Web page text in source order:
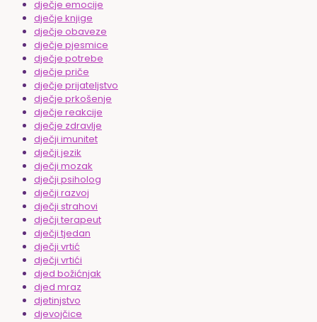
dječje emocije
dječje knjige
dječje obaveze
dječje pjesmice
dječje potrebe
dječje priče
dječje prijateljstvo
dječje prkošenje
dječje reakcije
dječje zdravlje
dječji imunitet
dječji jezik
dječji mozak
dječji psiholog
dječji razvoj
dječji strahovi
dječji terapeut
dječji tjedan
dječji vrtić
dječji vrtići
djed božićnjak
djed mraz
djetinjstvo
djevojčice